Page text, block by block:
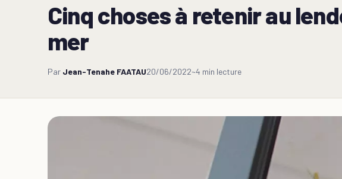
Cinq choses à retenir au
mer
Par Jean-Tenahe FAATAU20/06/2022~4 min lecture